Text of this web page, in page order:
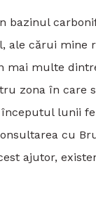
bazinul
ale cărui mine
mai multe
zona în
lunii
cu
ajutor,